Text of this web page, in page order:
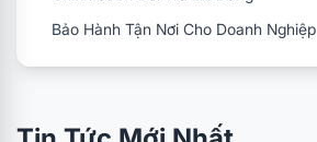
Bảo Hành Tận Nơi Cho Doanh Nghiệp